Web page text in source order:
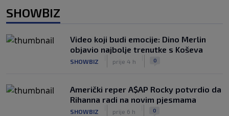
SHOWBIZ
Video koji budi emocije: Dino Merlin
objavio najbolje trenutke s Koševa
SHOWBIZ prije 4 h 0
Američki reper A$AP Rocky potvrdio da
Rihanna radi na novim pjesmama
SHOWBIZ prije 6 h 0